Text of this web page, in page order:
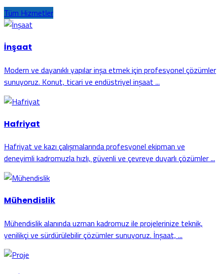
Tüm Hizmetler
İnşaat
Modern ve dayanıklı yapılar inşa etmek için profesyonel çözümler
sunuyoruz. Konut, ticari ve endüstriyel inşaat ...
Hafriyat
Hafriyat ve kazı çalışmalarında profesyonel ekipman ve
deneyimli kadromuzla hızlı, güvenli ve çevreye duyarlı çözümler ...
Mühendislik
Mühendislik alanında uzman kadromuz ile projelerinize teknik,
yenilikçi ve sürdürülebilir çözümler sunuyoruz. İnşaat, ...